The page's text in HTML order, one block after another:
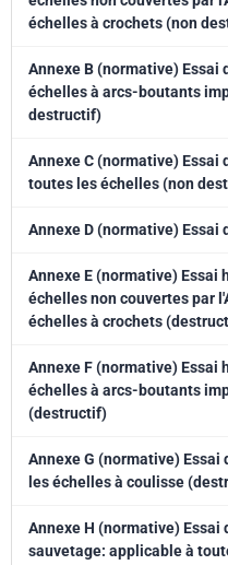
échelles à crochets (non
Annexe B (normative) Essai
échelles à arcs-boutants
destructif)
Annexe C (normative) Essai
toutes les échelles (non
Annexe D (normative)
Annexe E (normative)
échelles non couvertes par
échelles à crochets
Annexe F (normative) Essai
échelles à arcs-boutants
(destructif)
Annexe G (normative)
les échelles à coulisse
Annexe H (normative) Essai
sauvetage: applicable à